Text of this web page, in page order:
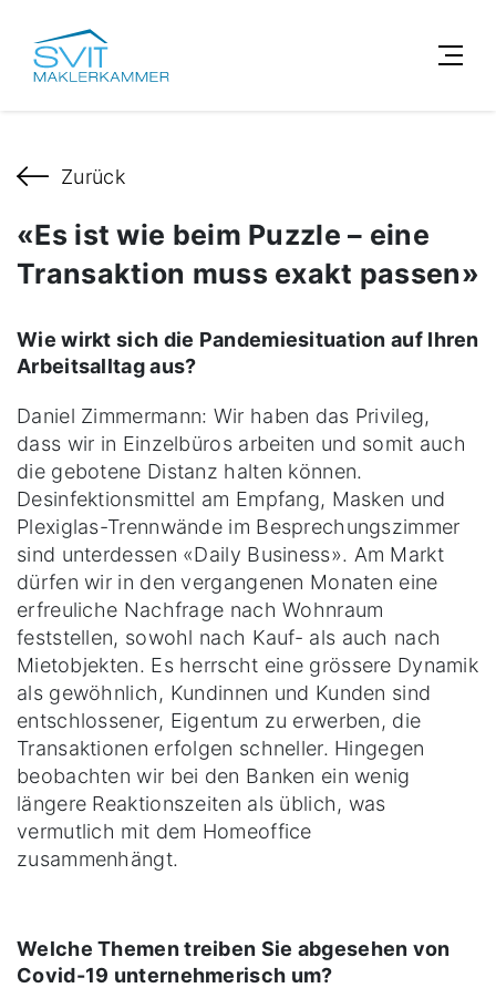
Zurück
«Es ist wie beim Puzzle – eine
Transaktion muss exakt passen»
Wie wirkt sich die Pandemiesituation auf Ihren
Arbeitsalltag aus?
Daniel Zimmermann: Wir haben das Privileg,
dass wir in Einzelbüros arbeiten und somit auch
die gebotene Distanz halten können.
Desinfektionsmittel am Empfang, Masken und
Plexiglas-Trennwände im Besprechungszimmer
sind unterdessen «Daily Business». Am Markt
dürfen wir in den vergangenen Monaten eine
erfreuliche Nachfrage nach Wohnraum
feststellen, sowohl nach Kauf- als auch nach
Mietobjekten. Es herrscht eine grössere Dynamik
als gewöhnlich, Kundinnen und Kunden sind
entschlossener, Eigentum zu erwerben, die
Transaktionen erfolgen schneller. Hingegen
beobachten wir bei den Banken ein wenig
längere Reaktionszeiten als üblich, was
vermutlich mit dem Homeoffice
zusammenhängt.
Welche Themen treiben Sie abgesehen von
Covid-19 unternehmerisch um?